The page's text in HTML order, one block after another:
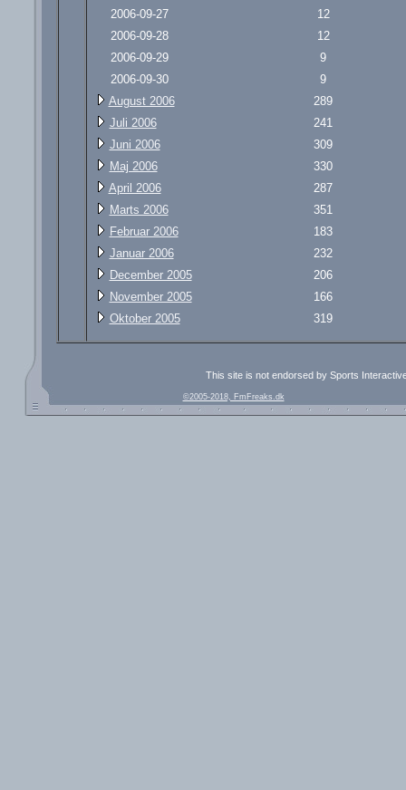
2006-09-27
12
2006-09-28
12
2006-09-29
9
2006-09-30
9
August 2006
289
Juli 2006
241
Juni 2006
309
Maj 2006
330
April 2006
287
Marts 2006
351
Februar 2006
183
Januar 2006
232
December 2005
206
November 2005
166
Oktober 2005
319
This site is not endorsed by Sports
©2005-2018, FmFreaks.dk